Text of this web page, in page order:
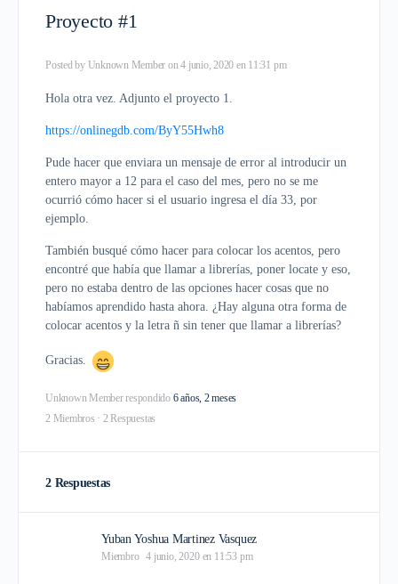
Proyecto #1
Posted by Unknown Member on 4 junio, 2020 en 11:31 pm
Hola otra vez. Adjunto el proyecto 1.
https://onlinegdb.com/ByY55Hwh8
Pude hacer que enviara un mensaje de error al introducir un
entero mayor a 12 para el caso del mes, pero no se me
ocurrió cómo hacer si el usuario ingresa el día 33, por
ejemplo.
También busqué cómo hacer para colocar los acentos, pero
encontré que había que llamar a librerías, poner locate y eso,
pero no estaba dentro de las opciones hacer cosas que no
habíamos aprendido hasta ahora. ¿Hay alguna otra forma de
colocar acentos y la letra ñ sin tener que llamar a librerías?
Gracias.
Unknown Memberrespondido 6 años, 2 meses
2 Miembros · 2 Respuestas
2 Respuestas
Yuban Yoshua Martinez Vasquez
Miembro 4 junio, 2020 en 11:53 pm